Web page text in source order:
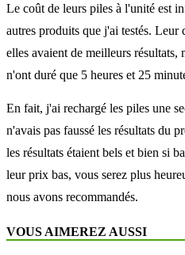
Le coût de leurs piles à l'unité est
autres produits que j'ai testés. Leur
elles avaient de meilleurs résultats,
n'ont duré que 5 heures et 25
En fait, j'ai rechargé les piles une
n'avais pas faussé les résultats du
les résultats étaient bels et bien si
leur prix bas, vous serez plus
nous avons recommandés.
VOUS AIMEREZ AUSSI